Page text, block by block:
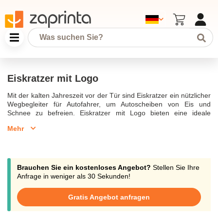
Eiskratzer mit Logo
Mit der kalten Jahreszeit vor der Tür sind Eiskratzer ein nützlicher
Wegbegleiter für Autofahrer, um Autoscheiben von Eis und
Schnee zu befreien. Eiskratzer mit Logo bieten eine ideale
schaffen. Diese praktischen Eiskratzer eignen sich hervorragend
verbreiten. Eiskratzer mit Handgriff oder integriertem Handschuh
bieten zusätzlichen Komfort in schneereichen Regionen. Die
große Druckfläche ermöglicht das Eiskratzer bedrucken mit Ihrem
aus robustem Kunststoff sind in verschiedenen Farben erhältlich,
je nach Modell. Bedruckte Eiskratzer liefern eine schnelle und
effektive Werbeanbringung auf den Eiskratzer und eignen sich als
Mehr
Brauchen Sie ein kostenloses Angebot? Stellen Sie Ihre
Anfrage in weniger als 30 Sekunden!
Gratis Angebot anfragen